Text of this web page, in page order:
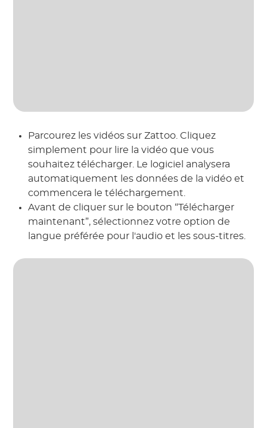
Parcourez les vidéos sur Zattoo. Cliquez
simplement pour lire la vidéo que vous
souhaitez télécharger. Le logiciel analysera
automatiquement les données de la vidéo et
commencera le téléchargement.
Avant de cliquer sur le bouton “Télécharger
maintenant”, sélectionnez votre option de
langue préférée pour l'audio et les sous-titres.